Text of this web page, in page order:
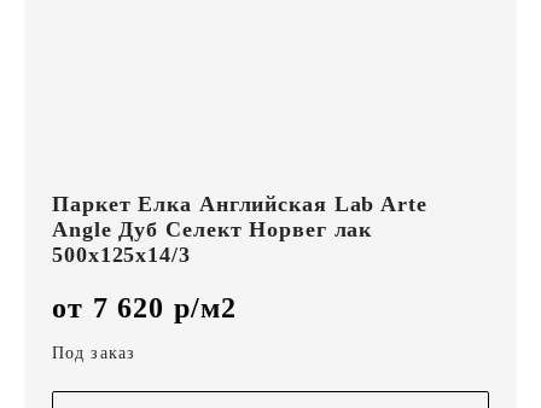
Паркет Елка Английская Lab Arte
Angle Дуб Селект Норвег лак
500х125х14/3
от 7 620 р/м2
Под заказ